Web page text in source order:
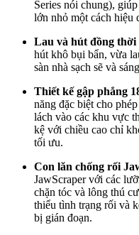
Series nói chung),
lớn nhỏ một cách hiệu
Lau và hút đồng
hút khô bụi bẩn, vừa
sàn nhà sạch sẽ và
Thiết kế gập phẳng
năng đặc biệt cho
lách vào các khu vực
kệ với chiều cao chỉ
tối ưu.
Con lăn chống rối
JawScraper với các
chặn tóc và lông thú
thiểu tình trạng rối và
bị gián đoạn.